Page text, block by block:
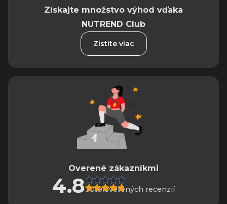
Získajte množstvo výhod vďaka
NUTREND Club
Zistite viac
Overené zákazníkmi
4.83019 overených recenzií